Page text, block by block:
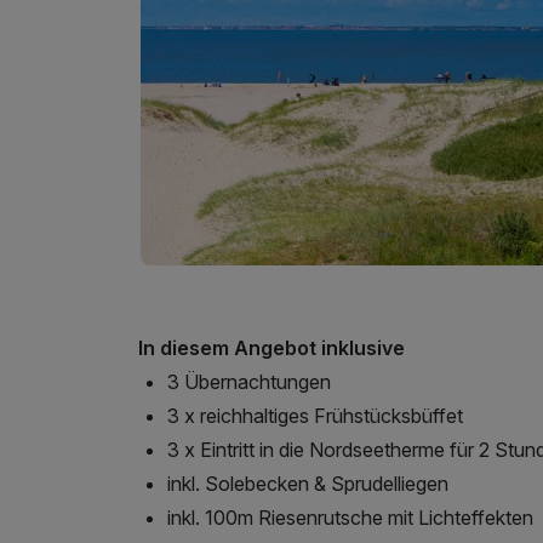
In diesem Angebot inklusive
3 Übernachtungen
3 x reichhaltiges Frühstücksbüffet
3 x Eintritt in die Nordseetherme für 2
inkl. Solebecken & Sprudelliegen
inkl. 100m Riesenrutsche mit Lichteffekten